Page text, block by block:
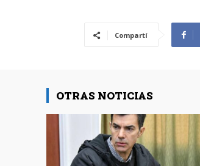
Compartí
OTRAS NOTICIAS